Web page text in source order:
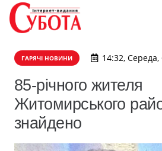
ГАРЯЧІ НОВИНИ 14:32,
85-річного жителя
Житомирського
знайдено